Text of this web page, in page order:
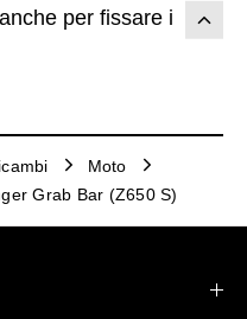
per fissare i
Moto
Grab Bar (Z650 S)